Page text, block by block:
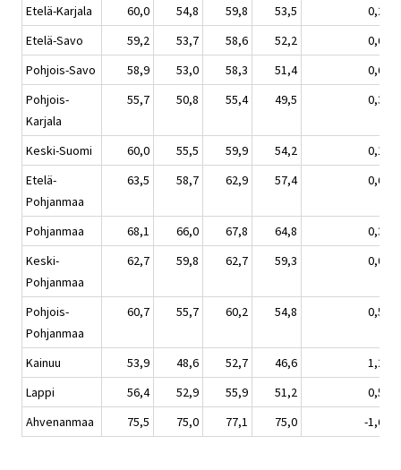
Etelä-Karjala 60,0 54,8 59,8 53,5
0,2
Etelä-Savo
59,2 53,7 58,6 52,2
0,6
Pohjois-Savo
58,9 53,0 58,3 51,4
0,6
Pohjois-
Karjala
55,7 50,8 55,4 49,5 0,3
Keski-Suomi 60,0 55,5 59,9 54,2
0,1
Etelä-
Pohjanmaa
63,5 58,7 62,9 57,4 0,6
Pohjanmaa 68,1 66,0 67,8 64,8
0,3
Keski-
Pohjanmaa
62,7 59,8 62,7 59,3 0,0
Pohjois-
Pohjanmaa
60,7 55,7 60,2 54,8 0,5
Kainuu 53,9 48,6 52,7 46,6
1,2
Lappi
56,4 52,9 55,9 51,2
0,5
Ahvenanmaa
75,5 75,0 77,1 75,0 -1,6